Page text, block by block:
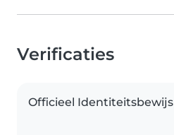
Verificaties
Officieel Identiteitsbewijs